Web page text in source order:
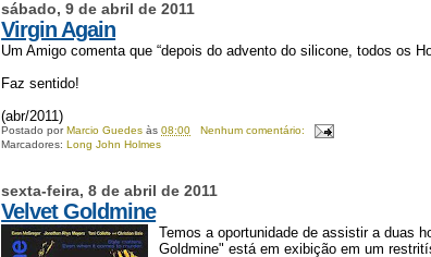
sábado, 9 de abril de 2011
Virgin Again
Um Amigo comenta que “depois do advento do silicone, todos os
Faz sentido!
(abr/2011)
Postado porMarcio Guedes às08:00
Nenhum comentário:
Marcadores:Long John Holmes
sexta-feira, 8 de abril de 2011
Velvet Goldmine
Temos a oportunidade de assistir a duas
Goldmine" está em exibição em um